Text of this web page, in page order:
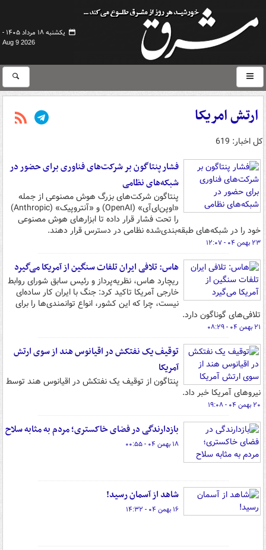
یکشنبه ۱۸ مرداد ۱۴۰۵ -
Aug 9 2026
ارتش امریکا
کل اخبار: 619
فشار پنتاگون بر شرکت‌های فناوری برای حضور در
شبکه‌های نظامی
پنتاگون شرکت‌های بزرگ هوش مصنوعی از جمله
«اوپن‌ای‌آی» (OpenAI) و «آنتروپیک» (Anthropic)
را تحت فشار قرار داده تا ابزارهای هوش مصنوعی
خود را در شبکه‌های طبقه‌بندی‌شده نظامی در دسترس قرار دهند.
۲۳ بهمن ۰۴ - ۱۲:۰۷
هاس: تلافی ایران تلفات سنگین از آمریکا می‌گیرد
ریچارد ‌هاس، نظریه‌پرداز و رئیس سابق شورای روابط
خارجی آمریکا تاکید کرد: جنگ با ایران کار ساده‌ای
نیست، چرا که این کشور، انواع توانمندی‌ها را برای
تلافی‌های گوناگون دارد.
۲۱ بهمن ۰۴ - ۰۸:۲۹
توقیف یک نفتکش در اقیانوس هند از سوی ارتش
آمریکا
پنتاگون از توقیف یک نفتکش در اقیانوس هند توسط
نیروهای آمریکا خبر داد.
۲۰ بهمن ۰۴ - ۱۹:۰۸
بازدارندگی در فضای خاکستری؛ مردم به ‌مثابه سلاح
۱۸ بهمن ۰۴ - ۰۰:۵۵
شاهد از آسمان رسید!
۱۶ بهمن ۰۴ - ۱۴:۳۲